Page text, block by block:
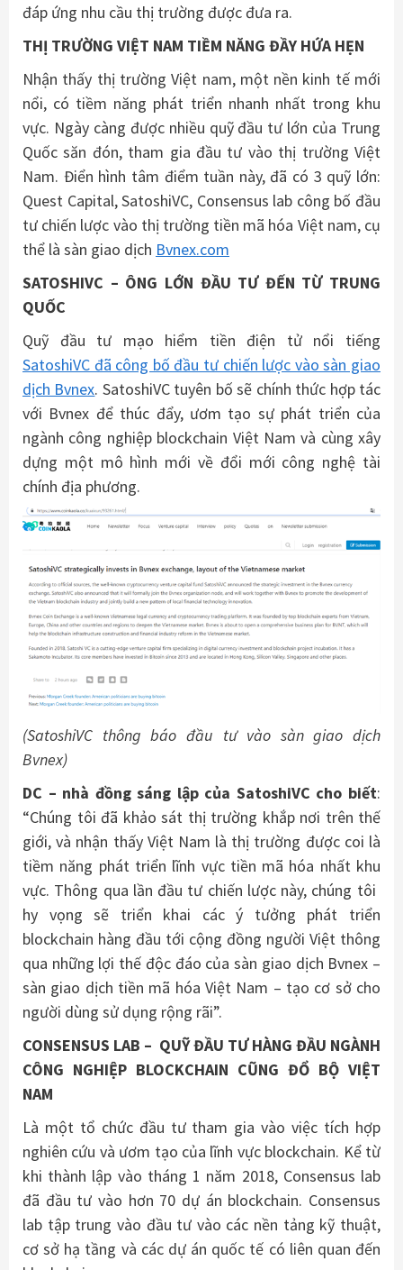
đáp ứng nhu cầu thị trường được đưa ra.
THỊ TRƯỜNG VIỆT NAM TIỀM NĂNG ĐẦY HỨA HẸN
Nhận thấy thị trường Việt nam, một nền kinh tế mới
nổi, có tiềm năng phát triển nhanh nhất trong khu
vực. Ngày càng được nhiều quỹ đầu tư lớn của Trung
Quốc săn đón, tham gia đầu tư vào thị trường Việt
Nam. Điển hình tâm điểm tuần này, đã có 3 quỹ lớn:
Quest Capital, SatoshiVC, Consensus lab công bố đầu
tư chiến lược vào thị trường tiền mã hóa Việt nam, cụ
thể là sàn giao dịch Bvnex.com
SATOSHIVC – ÔNG LỚN ĐẦU TƯ ĐẾN TỪ TRUNG
QUỐC
Quỹ đầu tư mạo hiểm tiền điện tử nổi tiếng
SatoshiVC đã công bố đầu tư chiến lược vào sàn giao
dịch Bvnex. SatoshiVC tuyên bố sẽ chính thức hợp tác
với Bvnex để thúc đẩy, ươm tạo sự phát triển của
ngành công nghiệp blockchain Việt Nam và cùng xây
dựng một mô hình mới về đổi mới công nghệ tài
chính địa phương.
(SatoshiVC thông báo đầu tư vào sàn giao dịch
Bvnex)
DC – nhà đồng sáng lập của SatoshiVC cho biết:
“Chúng tôi đã khảo sát thị trường khắp nơi trên thế
giới, và nhận thấy Việt Nam là thị trường được coi là
tiềm năng phát triển lĩnh vực tiền mã hóa nhất khu
vực. Thông qua lần đầu tư chiến lược này, chúng tôi ​​
hy vọng sẽ triển khai các ý tưởng phát triển
blockchain hàng đầu tới cộng đồng người Việt thông
qua những lợi thế độc đáo của sàn giao dịch Bvnex –
sàn giao dịch tiền mã hóa Việt Nam – tạo cơ sở cho
người dùng sử dụng rộng rãi”.
CONSENSUS LAB – QUỸ ĐẦU TƯ HÀNG ĐẦU NGÀNH
CÔNG NGHIỆP BLOCKCHAIN CŨNG ĐỔ BỘ VIỆT
NAM
Là một tổ chức đầu tư tham gia vào việc tích hợp
nghiên cứu và ươm tạo của lĩnh vực blockchain. Kể từ
khi thành lập vào tháng 1 năm 2018, Consensus lab
đã đầu tư vào hơn 70 dự án blockchain. Consensus
lab tập trung vào đầu tư vào các nền tảng kỹ thuật,
cơ sở hạ tầng và các dự án quốc tế có liên quan đến